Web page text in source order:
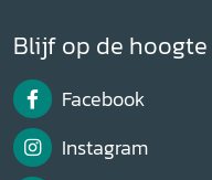
Blijf op de hoogte
Facebook
Instagram